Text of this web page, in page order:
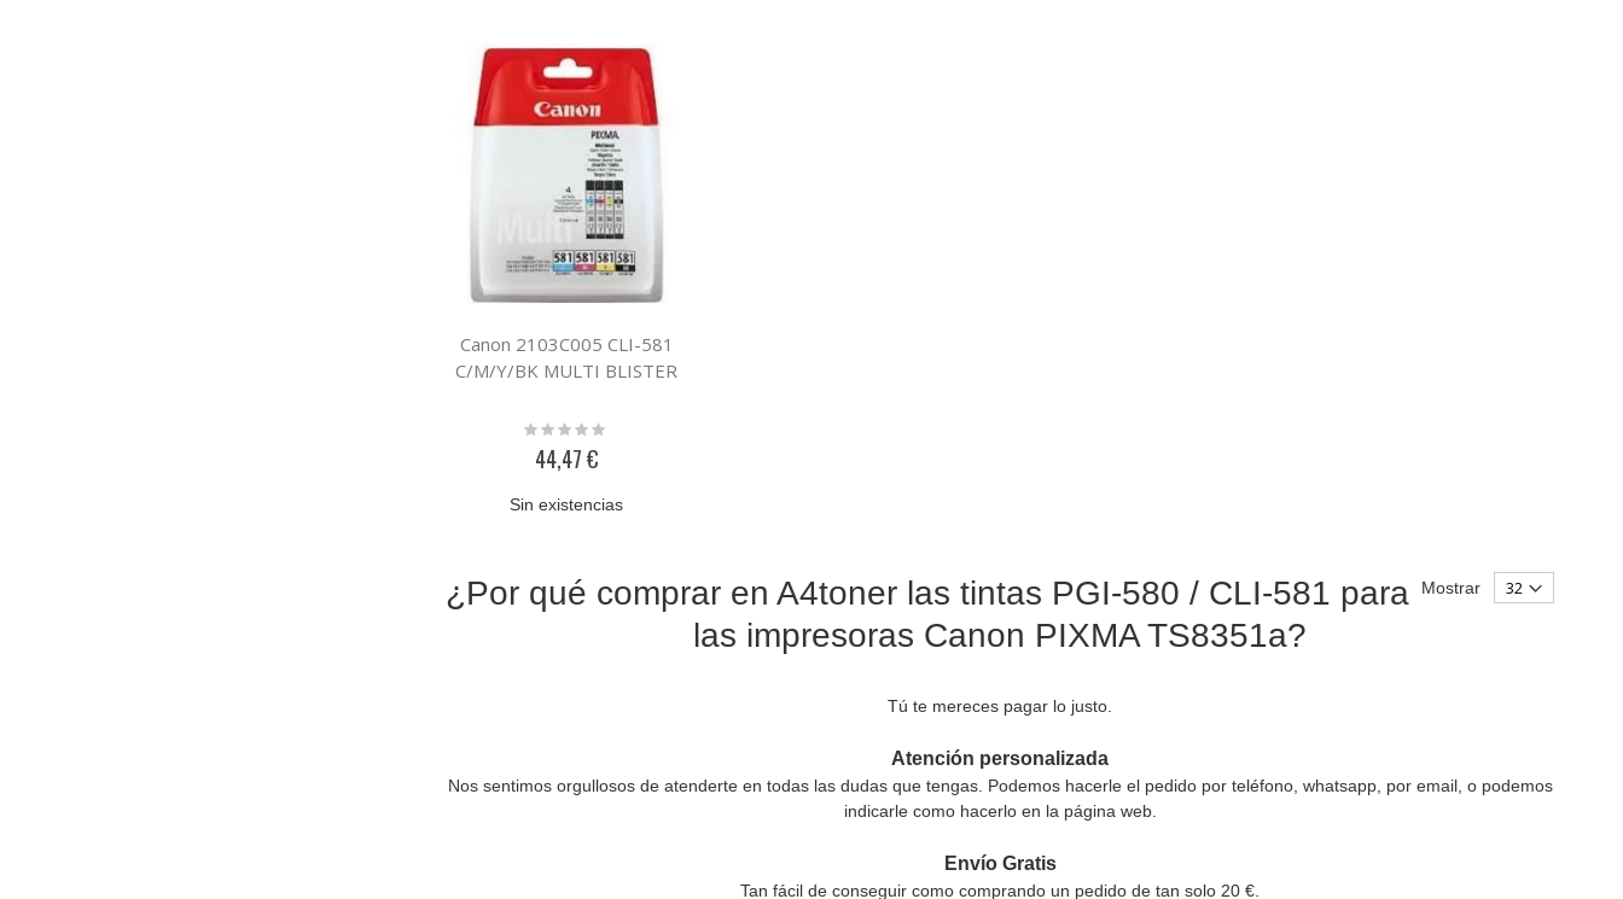
Canon 2103C005 CLI-581
C/M/Y/BK MULTI BLISTER
Rating:
44,47 €
Sin existencias
Mostrar
¿Por qué comprar en A4toner las tintas PGI-580 / CLI-581 para
las impresoras Canon PIXMA TS8351a?
Tú te mereces pagar lo justo.
Atención personalizada
Nos sentimos orgullosos de atenderte en todas las dudas que tengas. Podemos hacerle el pedido por teléfono, whatsapp, por email, o podemos
indicarle como hacerlo en la página web.
Envío Gratis
Tan fácil de conseguir como comprando un pedido de tan solo 20 €.